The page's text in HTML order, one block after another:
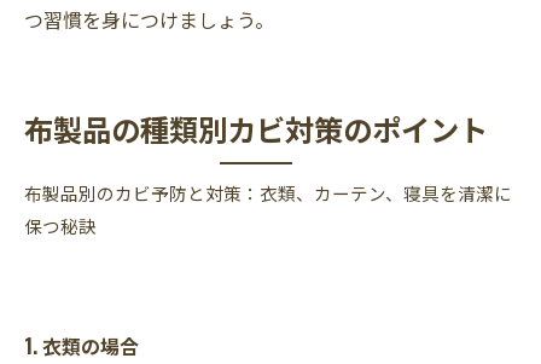
つ習慣を身につけましょう。
布製品の種類別カビ対策のポイント
布製品別のカビ予防と対策：衣類、カーテン、寝具を清潔に
保つ秘訣
1. 衣類の場合